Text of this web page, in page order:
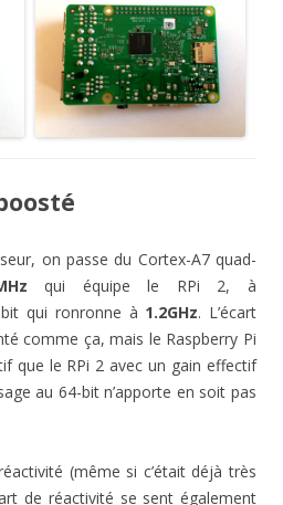
on passe du Cortex-A7 quad-
qui équipe le RPi 2, à
qui ronronne à 1.2GHz. L’écart
comme ça, mais le Raspberry Pi
que le RPi 2 avec un gain effectif
au 64-bit n’apporte en soit pas
(même si c’était déjà très
de réactivité se sent également